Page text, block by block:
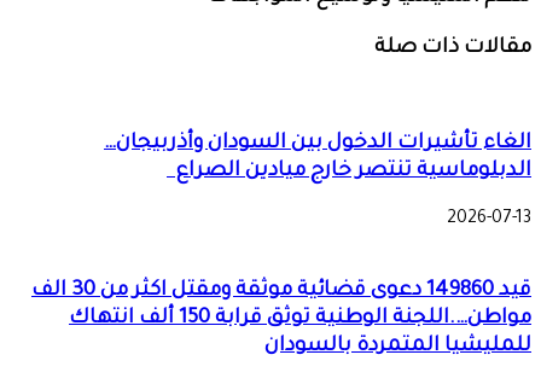
مقالات ذات صلة
الغاء تأشيرات الدخول بين السودان وأذربيجان…
الدبلوماسية تنتصر خارج ميادين الصراع
2026-07-13
قيد 149860 دعوى قضائية موثقة ومقتل اكثر من 30 الف
مواطن….اللجنة الوطنية توثق قرابة 150 ألف انتهاك
للمليشيا المتمردة بالسودان